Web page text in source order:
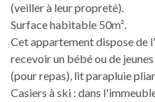
(veiller à leur propreté).
Surface habitable 50m².
Cet appartement dispose de
recevoir un bébé ou de
(pour repas), lit parapluie
Casiers à ski : dans